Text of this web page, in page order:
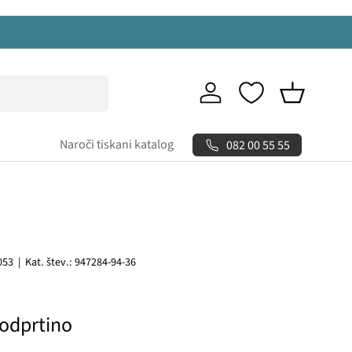
Prijava Košarica
Naroči tiskani katalog 082 00 55 55
| Kat. štev.: 947284-94-36